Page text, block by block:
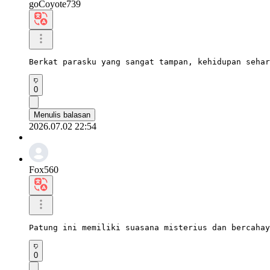
goCoyote739
Berkat parasku yang sangat tampan, kehidupan
0
Menulis balasan
2026.07.02 22:54
Fox560
Patung ini memiliki suasana misterius dan
0